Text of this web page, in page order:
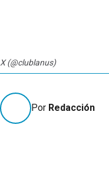
X (@clublanus)
Por Redacción